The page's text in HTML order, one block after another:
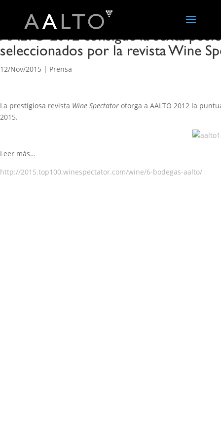
AALTO 2012 consigue la sexta
seleccionados por la revista Wine
12/Nov/2015 | Prensa
La prestigiosa revista Wine Spectator otorga a AALTO 2012 la
2015.
Leer más…
http://2015.top100.winespectator.com/wine/6-bodegas-aalto/